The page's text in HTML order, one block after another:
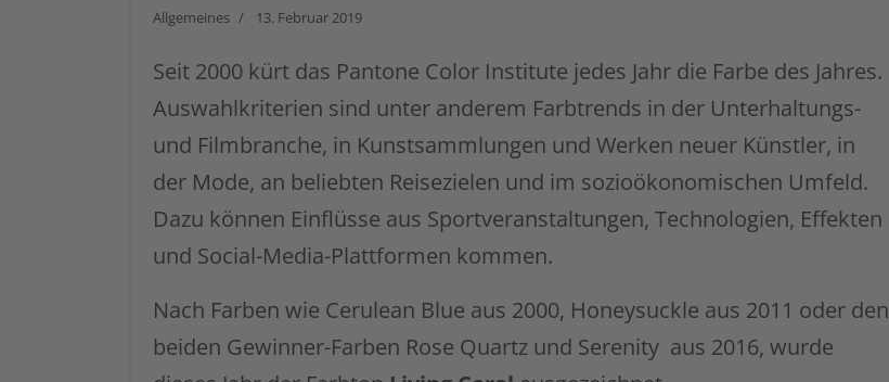
Allgemeines 13. Februar 2019
Seit 2000 kürt das Pantone Color Institute jedes Jahr die Farbe des Jahres.
Auswahlkriterien sind unter anderem Farbtrends in der Unterhaltungs-
und Filmbranche, in Kunstsammlungen und Werken neuer Künstler, in
der Mode, an beliebten Reisezielen und im sozioökonomischen Umfeld.
Dazu können Einflüsse aus Sportveranstaltungen, Technologien, Effekten
und Social-Media-Plattformen kommen.
Nach Farben wie Cerulean Blue aus 2000, Honeysuckle aus 2011 oder den
beiden Gewinner-Farben Rose Quartz und Serenity aus 2016, wurde